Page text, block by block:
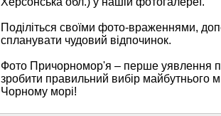
Поділіться своїми фото-враженнями,
спланувати чудовий відпочинок.
Фото Причорномор'я – перше уявлення
зробити правильний вибір майбутнього
Чорному морі!